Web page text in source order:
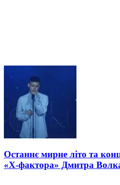
Останнє мирне літо та
«Х-фактора» Дмитра